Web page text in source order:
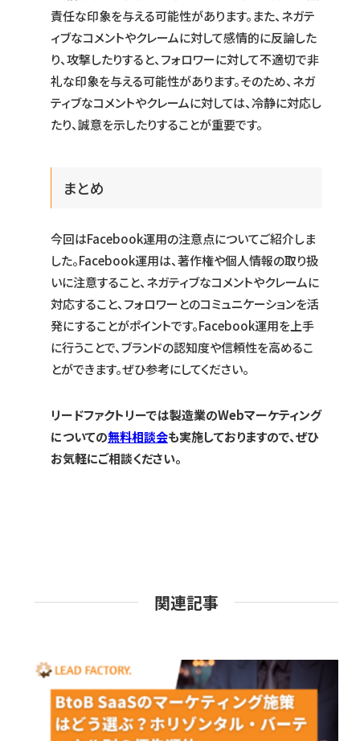
責任な印象を与える可能性があります。また、ネガテ
ィブなコメントやクレームに対して感情的に反論した
り、攻撃したりすると、フォロワーに対して不適切で非
礼な印象を与える可能性があります。そのため、ネガ
ティブなコメントやクレームに対しては、冷静に対応し
たり、誠意を示したりすることが重要です。
まとめ
今回はFacebook運用の注意点についてご紹介しま
した。Facebook運用は、著作権や個人情報の取り扱
いに注意すること、ネガティブなコメントやクレームに
対応すること、フォロワーとのコミュニケーションを活
発にすることがポイントです。Facebook運用を上手
に行うことで、ブランドの認知度や信頼性を高めるこ
とができます。ぜひ参考にしてください。
リードファクトリーでは製造業のWebマーケティング
についての無料相談会も実施しておりますので、ぜひ
お気軽にご相談ください。
関連記事